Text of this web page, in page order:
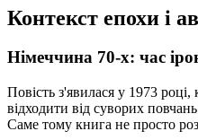
Контекст епохи і
Німеччина 70-х: час
Повість з'явилася у 1973
відходити від суворих
Саме тому книга не просто